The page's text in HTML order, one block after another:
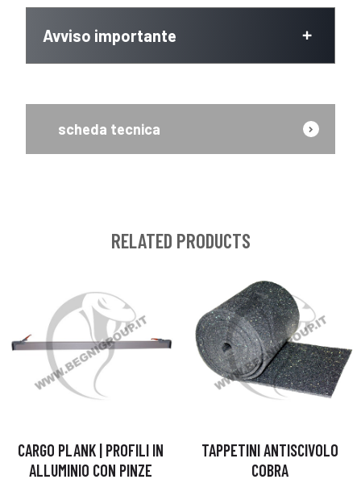
Avviso importante
scheda tecnica
RELATED PRODUCTS
CARGO PLANK | PROFILI IN
ALLUMINIO CON PINZE
TAPPETINI ANTISCIVOLO
COBRA